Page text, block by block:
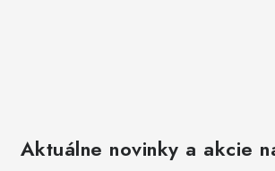
Aktuálne novinky a akcie